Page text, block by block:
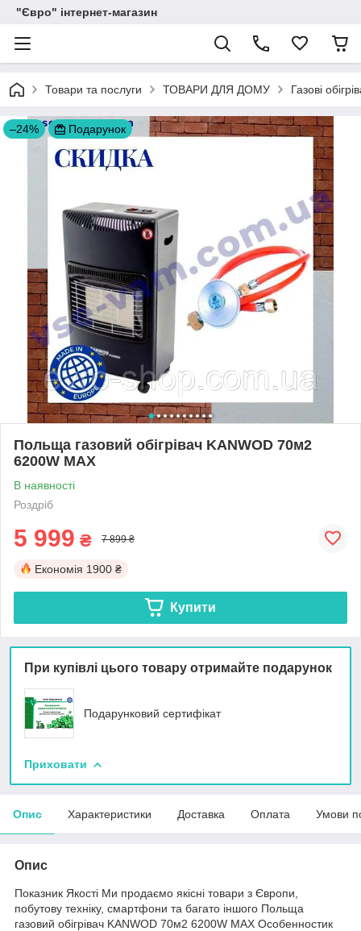
"Євро" інтернет-магазин
Товари та послуги ТОВАРИ ДЛЯ ДОМУ Газові
–24% Подарунок
Польща газовий обігрівач KANWOD 70м2
6200W МАХ
В наявності
Роздріб
5 999 ₴ 7 899 ₴
Економія 1900 ₴
Купити
При купівлі цього товару отримайте подарунок
Подарунковий сертифікат
Приховати
Опис Характеристики Доставка Оплата Умови
Опис
Показник Якості Ми продаємо якісні товари з Європи,
побутову техніку, смартфони та багато іншого Польща
газовий обігрівач KANWOD 70м2 6200W МАХ Особенностик